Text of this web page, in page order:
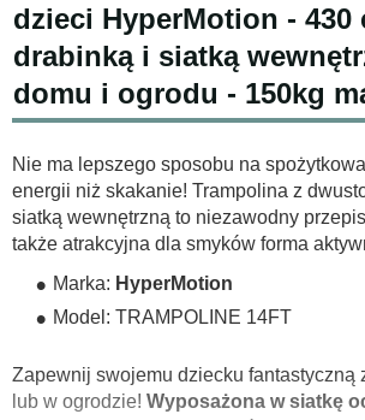
dzieci HyperMotion - 430
drabinką i siatką
domu i ogrodu - 150kg
Nie ma lepszego sposobu na
energii niż skakanie! Trampolina z
siatką wewnętrzną to niezawodny
także atrakcyjna dla smyków forma
Marka: HyperMotion
Model: TRAMPOLINE 14FT
Zapewnij swojemu dziecku fantastyczną
lub w ogrodzie! Wyposażona w siatkę